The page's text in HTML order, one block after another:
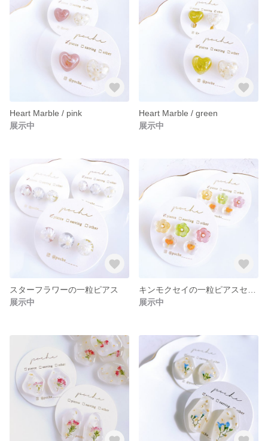
Heart Marble / pink
展示中
Heart Marble / green
展示中
スターフラワーの一粒ピアス
展示中
展示中